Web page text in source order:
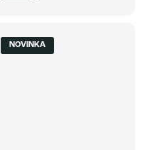
NOVINKA